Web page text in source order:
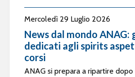
Mercoledì 29 Luglio 2026
News dal mondo ANAG:
dedicati agli spirits
corsi
ANAG si prepara a ripartire dopo